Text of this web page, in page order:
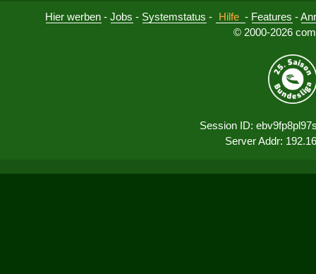
Hier werben -Jobs - Systemstatus - Hilfe - Features -
© 2000-2026
Session ID:
Server Addr: